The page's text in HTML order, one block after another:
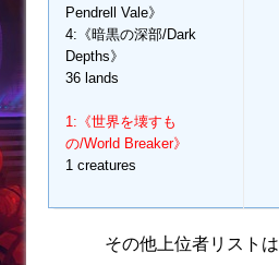
Pendrell Vale》
4:《暗黒の深部/Dark
Depths》
36 lands
1:《世界を壊すも
の/World Breaker》
1 creatures
その他上位者リストは